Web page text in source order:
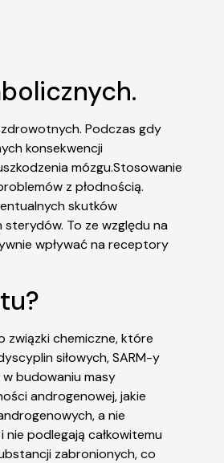
Podczas gdy
konsekwencji
mózgu.Stosowanie
z płodnością.
skutków
To ze względu na
wpływać na receptory
związki chemiczne, które
siłowych, SARM-y
budowaniu masy
androgenowej, jakie
a nie
podlegają całkowitemu
zabronionych, co